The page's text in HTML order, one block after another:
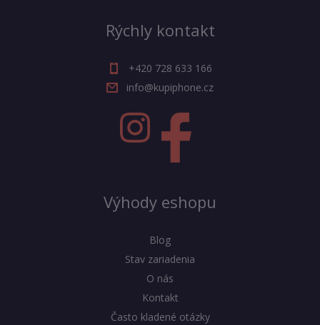
Rýchly kontakt
+420 728 633 166
info@kupiphone.cz
Výhody eshopu
Blog
Stav zariadenia
O nás
Kontakt
Často kladené otázky